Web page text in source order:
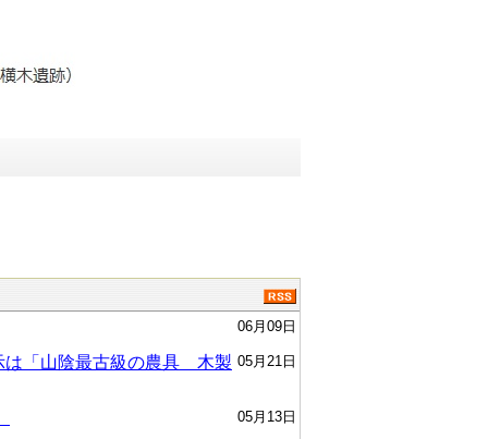
06月09日
05月21日
は「山陰最古級の農具 木製
05月13日